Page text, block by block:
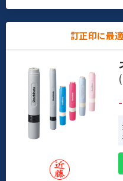
訂正印に最
(